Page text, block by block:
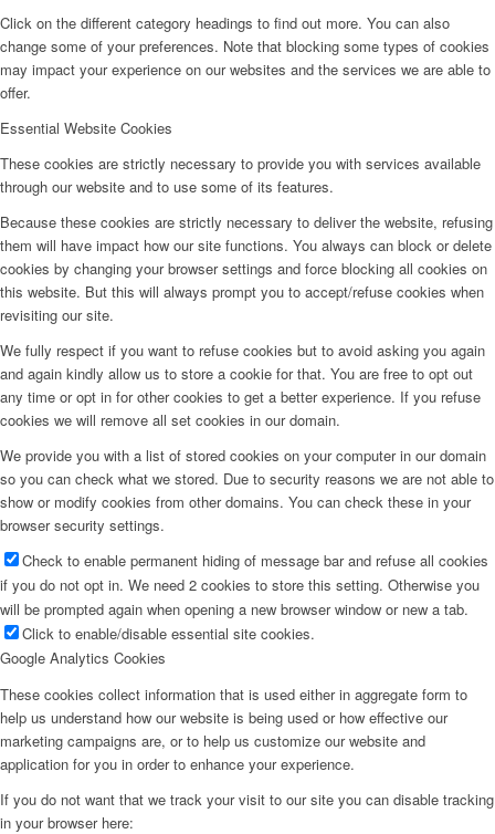
Click on the different category headings to find out more. You can also
change some of your preferences. Note that blocking some types of cookies
may impact your experience on our websites and the services we are able to
offer.
Essential Website Cookies
These cookies are strictly necessary to provide you with services available
through our website and to use some of its features.
Because these cookies are strictly necessary to deliver the website, refusing
them will have impact how our site functions. You always can block or delete
cookies by changing your browser settings and force blocking all cookies on
this website. But this will always prompt you to accept/refuse cookies when
revisiting our site.
We fully respect if you want to refuse cookies but to avoid asking you again
and again kindly allow us to store a cookie for that. You are free to opt out
any time or opt in for other cookies to get a better experience. If you refuse
cookies we will remove all set cookies in our domain.
We provide you with a list of stored cookies on your computer in our domain
so you can check what we stored. Due to security reasons we are not able to
show or modify cookies from other domains. You can check these in your
browser security settings.
Check to enable permanent hiding of message bar and refuse all cookies
if you do not opt in. We need 2 cookies to store this setting. Otherwise you
will be prompted again when opening a new browser window or new a tab.
Click to enable/disable essential site cookies.
Google Analytics Cookies
These cookies collect information that is used either in aggregate form to
help us understand how our website is being used or how effective our
marketing campaigns are, or to help us customize our website and
application for you in order to enhance your experience.
If you do not want that we track your visit to our site you can disable tracking
in your browser here: